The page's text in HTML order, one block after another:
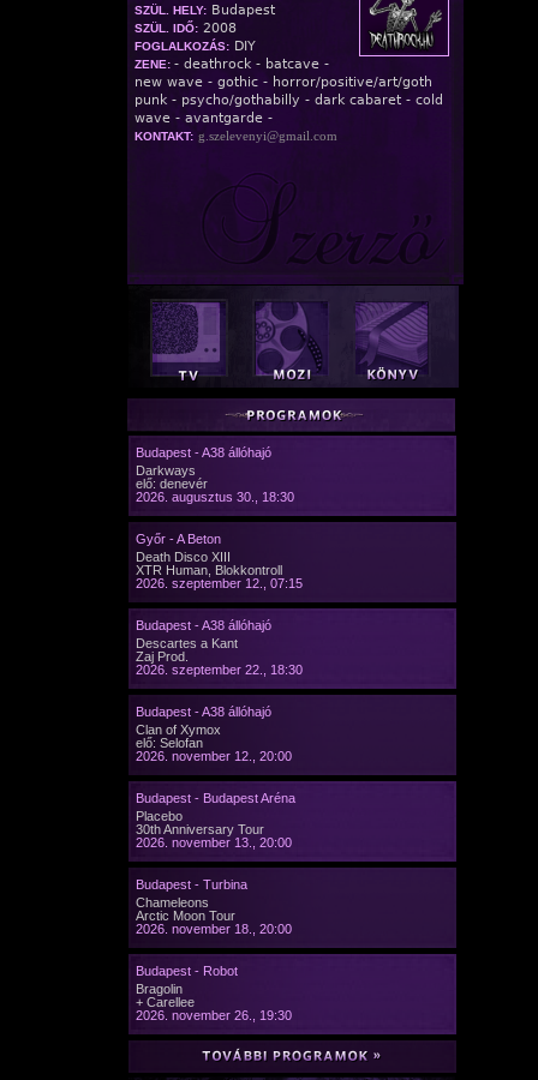
SZÜL. HELY: Budapest
SZÜL. IDŐ: 2008
FOGLALKOZÁS: DIY
ZENE: - deathrock - batcave -
new wave - gothic - horror/positive/art/goth
punk - psycho/gothabilly - dark cabaret - cold
wave - avantgarde -
KONTAKT: g.szelevenyi@gmail.com
Budapest - A38 állóhajó
Darkways
elő: denevér
2026. augusztus 30., 18:30
Győr - A Beton
Death Disco XIII
XTR Human, Blokkontroll
2026. szeptember 12., 07:15
Budapest - A38 állóhajó
Descartes a Kant
Zaj Prod.
2026. szeptember 22., 18:30
Budapest - A38 állóhajó
Clan of Xymox
elő: Selofan
2026. november 12., 20:00
Budapest - Budapest Aréna
Placebo
30th Anniversary Tour
2026. november 13., 20:00
Budapest - Turbina
Chameleons
Arctic Moon Tour
2026. november 18., 20:00
Budapest - Robot
Bragolin
+ Carellee
2026. november 26., 19:30